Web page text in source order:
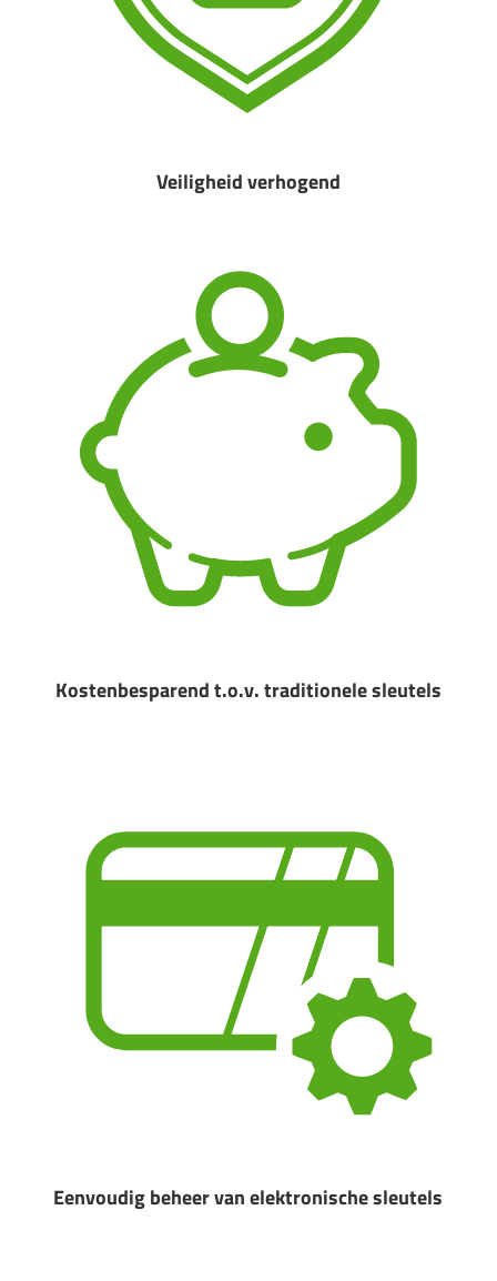
Veiligheid verhogend
Kostenbesparend t.o.v. traditionele sleutels
Eenvoudig beheer van elektronische sleutels